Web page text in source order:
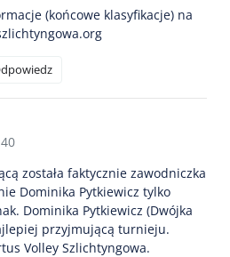
(końcowe klasyfikacje) na
została faktycznie zawodniczka
Dominika Pytkiewicz tylko
Dominika Pytkiewicz (Dwójka
przyjmującą turnieju.
Volley Szlichtyngowa.